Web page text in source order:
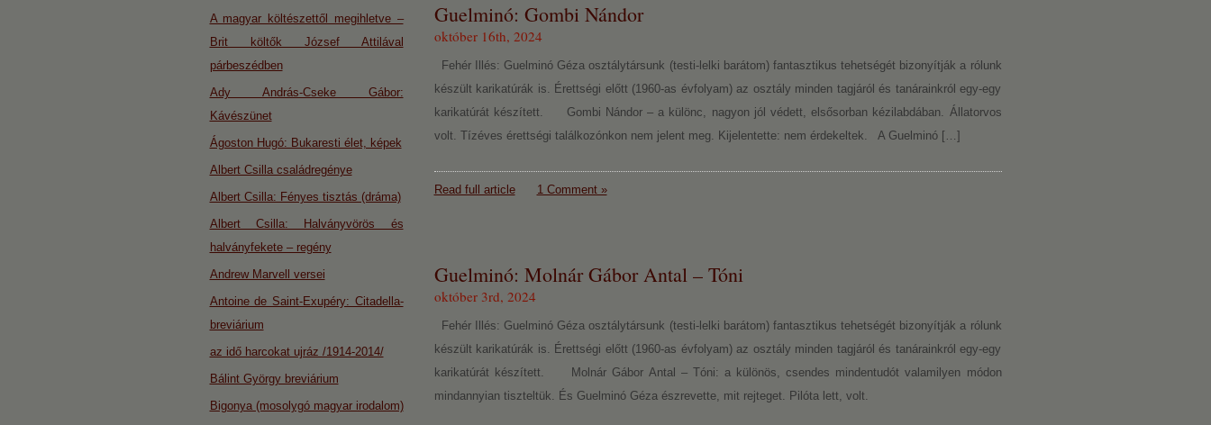
Guelminó: Gombi Nándor
október 16th, 2024
Fehér Illés: Guelminó Géza osztálytársunk (testi-lelki barátom) fantasztikus tehetségét bizonyítják a rólunk
készült karikatúrák is. Érettségi előtt (1960-as évfolyam) az osztály minden tagjáról és tanárainkról egy-egy
karikatúrát készített. Gombi Nándor – a különc, nagyon jól védett, elsősorban kézilabdában. Állatorvos
volt. Tízéves érettségi találkozónkon nem jelent meg. Kijelentette: nem érdekeltek. A Guelminó […]
Read full article 1 Comment »
Guelminó: Molnár Gábor Antal – Tóni
október 3rd, 2024
Fehér Illés: Guelminó Géza osztálytársunk (testi-lelki barátom) fantasztikus tehetségét bizonyítják a rólunk
készült karikatúrák is. Érettségi előtt (1960-as évfolyam) az osztály minden tagjáról és tanárainkról egy-egy
karikatúrát készített. Molnár Gábor Antal – Tóni: a különös, csendes mindentudót valamilyen módon
mindannyian tiszteltük. És Guelminó Géza észrevette, mit rejteget. Pilóta lett, volt.
A magyar költészettől megihletve –
Brit költők József Attilával
párbeszédben
Ady András-Cseke Gábor:
Kávészünet
Ágoston Hugó: Bukaresti élet, képek
Albert Csilla családregénye
Albert Csilla: Fényes tisztás (dráma)
Albert Csilla: Halványvörös és
halványfekete – regény
Andrew Marvell versei
Antoine de Saint-Exupéry: Citadella-
breviárium
az idő harcokat ujráz /1914-2014/
Bálint György breviárium
Bigonya (mosolygó magyar irodalom)